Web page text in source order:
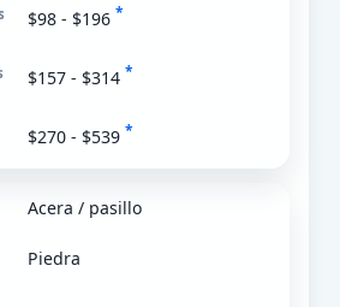
$98 - $196 *
$157 - $314 *
$270 - $539 *
Acera / pasillo
Piedra